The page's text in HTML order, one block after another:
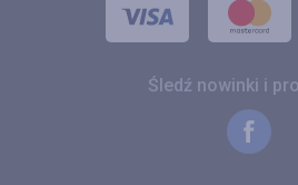
Śledź nowinki i